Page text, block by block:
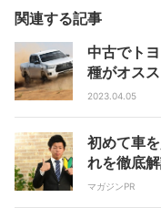
関連する記事
中古でト
種がオスス
2023.04.05
初めて車
れを徹底解
マガジンPR